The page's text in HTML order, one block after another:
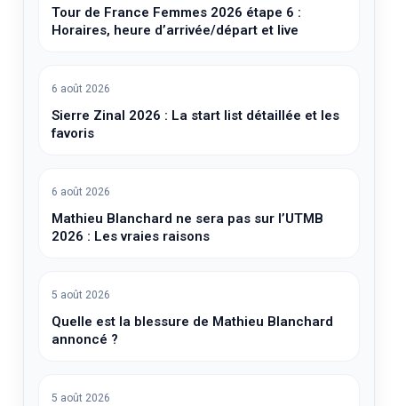
Tour de France Femmes 2026 étape 6 :
Horaires, heure d’arrivée/départ et live
6 août 2026
Sierre Zinal 2026 : La start list détaillée et les
favoris
6 août 2026
Mathieu Blanchard ne sera pas sur l’UTMB
2026 : Les vraies raisons
5 août 2026
Quelle est la blessure de Mathieu Blanchard
annoncé ?
5 août 2026